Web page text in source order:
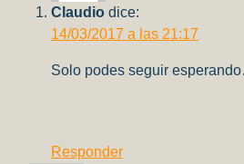
Claudio dice:
14/03/2017 a las 21:17
Solo podes seguir
Responder